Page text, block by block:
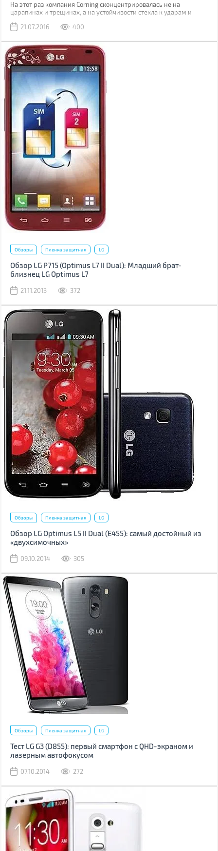
На этот раз компания Corning сконцентрировалась не на
царапинах и трещинах, а на устойчивости стекла к ударам и
21.07.2016
400
Обзоры Пленка защитная LG
Обзор LG P715 (Optimus L7 II Dual): Младший брат-
близнец LG Optimus L7
21.11.2013 372
Обзоры Пленка защитная LG
Обзор LG Optimus L5 II Dual (Е455): самый достойный из
«двухсимочных»
09.10.2014 305
Обзоры Пленка защитная LG
Тест LG G3 (D855): первый смартфон с QHD-экраном и
лазерным автофокусом
07.10.2014 272